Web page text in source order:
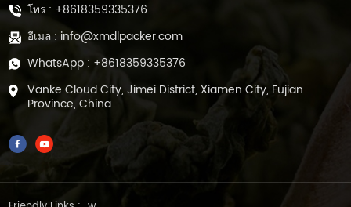
โทร : +8618359335376
อีเมล : info@xmdlpacker.com
WhatsApp : +8618359335376
Vanke Cloud City, Jimei District, Xiamen City, Fujian
Province, China